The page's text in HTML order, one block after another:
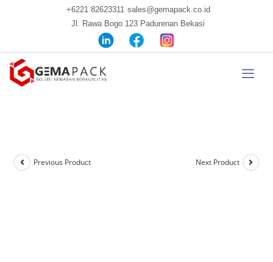
+6221 82623311 sales@gemapack.co.id
Jl. Rawa Bogo 123 Padurenan Bekasi
Previous Product Next Product